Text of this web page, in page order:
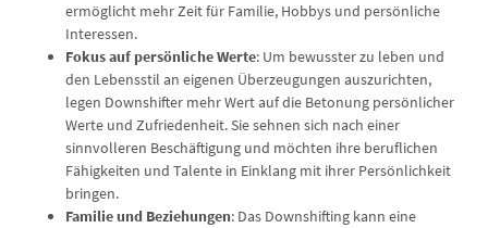
ermöglicht mehr Zeit für Familie, Hobbys und persönliche
Interessen.
Fokus auf persönliche Werte: Um bewusster zu leben und
den Lebensstil an eigenen Überzeugungen auszurichten,
legen Downshifter mehr Wert auf die Betonung persönlicher
Werte und Zufriedenheit. Sie sehnen sich nach einer
sinnvolleren Beschäftigung und möchten ihre beruflichen
Fähigkeiten und Talente in Einklang mit ihrer Persönlichkeit
bringen.
Familie und Beziehungen: Das Downshifting kann eine